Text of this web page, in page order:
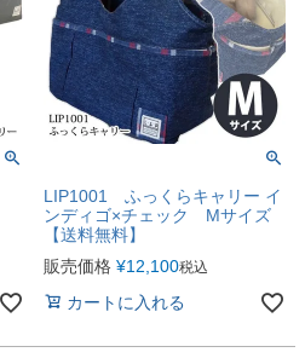
LIP1001 ふっくらキャリー イ
ンディゴ×チェック Mサイズ
【送料無料】
販売価格 ¥12,100税込
カートに入れる